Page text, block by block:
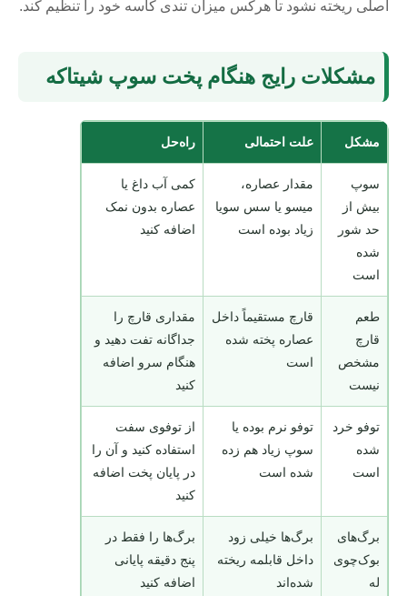
اصلی ریخته نشود تا هرکس میزان تندی کاسه خود را تنظیم کند.
مشکلات رایج هنگام پخت سوپ شیتاکه
مشکل علت احتمالی راه‌حل
سوپ
بیش از
حد شور
شده
است
مقدار عصاره،
میسو یا سس سویا
زیاد بوده است
کمی آب داغ یا
عصاره بدون نمک
اضافه کنید
طعم
قارچ
مشخص
نیست
قارچ مستقیماً داخل
عصاره پخته شده
است
مقداری قارچ را
جداگانه تفت دهید و
هنگام سرو اضافه
کنید
توفو خرد
شده
است
توفو نرم بوده یا
سوپ زیاد هم زده
شده است
از توفوی سفت
استفاده کنید و آن را
در پایان پخت اضافه
کنید
برگ‌های
بوک‌چوی
له
برگ‌ها خیلی زود
داخل قابلمه ریخته
شده‌اند
برگ‌ها را فقط در
پنج دقیقه پایانی
اضافه کنید